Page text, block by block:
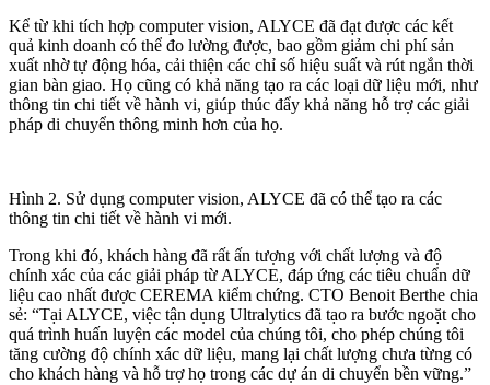
Kể từ khi tích hợp computer vision, ALYCE đã đạt được các kết
quả kinh doanh có thể đo lường được, bao gồm giảm chi phí sản
xuất nhờ tự động hóa, cải thiện các chỉ số hiệu suất và rút ngắn thời
gian bàn giao. Họ cũng có khả năng tạo ra các loại dữ liệu mới, như
thông tin chi tiết về hành vi, giúp thúc đẩy khả năng hỗ trợ các giải
pháp di chuyển thông minh hơn của họ.
Hình 2. Sử dụng computer vision, ALYCE đã có thể tạo ra các
thông tin chi tiết về hành vi mới.
Trong khi đó, khách hàng đã rất ấn tượng với chất lượng và độ
chính xác của các giải pháp từ ALYCE, đáp ứng các tiêu chuẩn dữ
liệu cao nhất được CEREMA kiểm chứng. CTO Benoit Berthe chia
sẻ: “Tại ALYCE, việc tận dụng Ultralytics đã tạo ra bước ngoặt cho
quá trình huấn luyện các model của chúng tôi, cho phép chúng tôi
tăng cường độ chính xác dữ liệu, mang lại chất lượng chưa từng có
cho khách hàng và hỗ trợ họ trong các dự án di chuyển bền vững.”